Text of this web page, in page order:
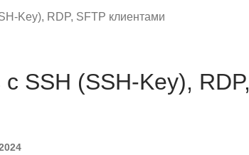
Key), RDP, SFTP клиентами
SSH (SSH-Key), RDP,